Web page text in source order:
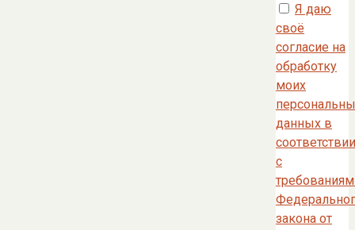
Я даю
своё
согласие на
обработку
моих
данных в
соответствии
с
закона от